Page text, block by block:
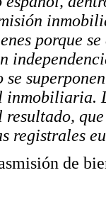
porque
se
registrales
de